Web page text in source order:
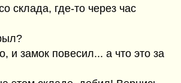
склада, где-то через час
и замок повесил... а что это за